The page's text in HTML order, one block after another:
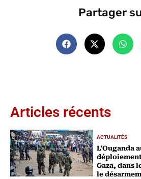
Partager
Articles récents
ACTUALITÉS
L'Ouganda
Gaza, dans
le